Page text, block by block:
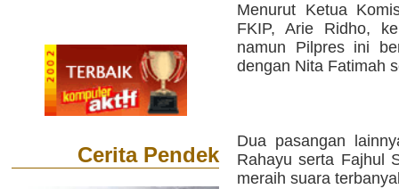
Cerita Pendek
Menurut Ketua
FKIP, Arie Ridho,
namun Pilpres ini
dengan Nita Fatimah
Dua pasangan
Rahayu serta Fajhul
meraih suara